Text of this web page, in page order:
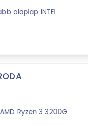
alaplap INTEL
Ryzen 3 3200G